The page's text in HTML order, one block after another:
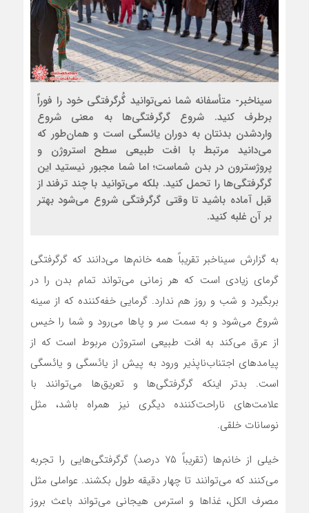
سیناخبر- متأسفانه شما نمی‌توانید گُرگرفتگی خود را فوراً
برطرف کنید. شروع گرگرفتگی‌ها به معنی شروع
واردشدن بدنتان به دوران یائسگی است و همان‌طور که
می‌دانید مرتبط با افت طبیعی سطح استروژن و
پروژسترون در بدن شماست؛ اما شما مجبور نیستید این
گرگرفتگی‌ها را تحمل کنید. بلکه می‌توانید با چند ترفند از
قبل آماده باشید تا وقتی گرگرفتگی شروع می‌شود بهتر
بر آن غلبه کنید.
به گزارش سیناخبر تقریباً همه خانم‌ها می‌دانند که گرگرفتگی
گرمای زیادی است که هر زمانی می‌تواند تمام بدن را در
بربگیرد و شب و روز هم ندارد. گرمایی خفه‌کننده که از سینه
شروع می‌شود و به سمت سر و پاها می‌رود و شما را خیس
از عرق می‌کند به افت طبیعی استروژن مربوط است که از
پیامدهای اجتناب‌ناپذیر ورود به پیش از یائسگی و یائسگی
است. بدتر اینکه گرگرفتگی‌ها و تعریق‌ها می‌توانند با
علامت‌های ناراحت‌کننده دیگری نیز همراه باشد، مثل
نوسانات خلقی.
خیلی از خانم‌ها (تقریباً ۷۵ درصد) گرگرفتگی‌هایی را تجربه
می‌کنند که می‌توانند تا چهار دقیقه طول بکشند. عواملی مثل
مصرف الکل، غذاها و استرس هیجانی می‌تواند باعث بروز